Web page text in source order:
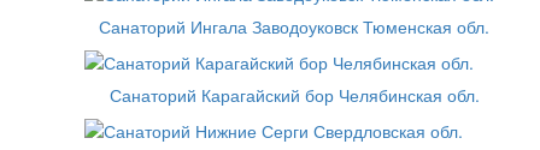
Санаторий Ингала Заводоуковск Тюменская обл.
Санаторий Карагайский бор Челябинская обл.